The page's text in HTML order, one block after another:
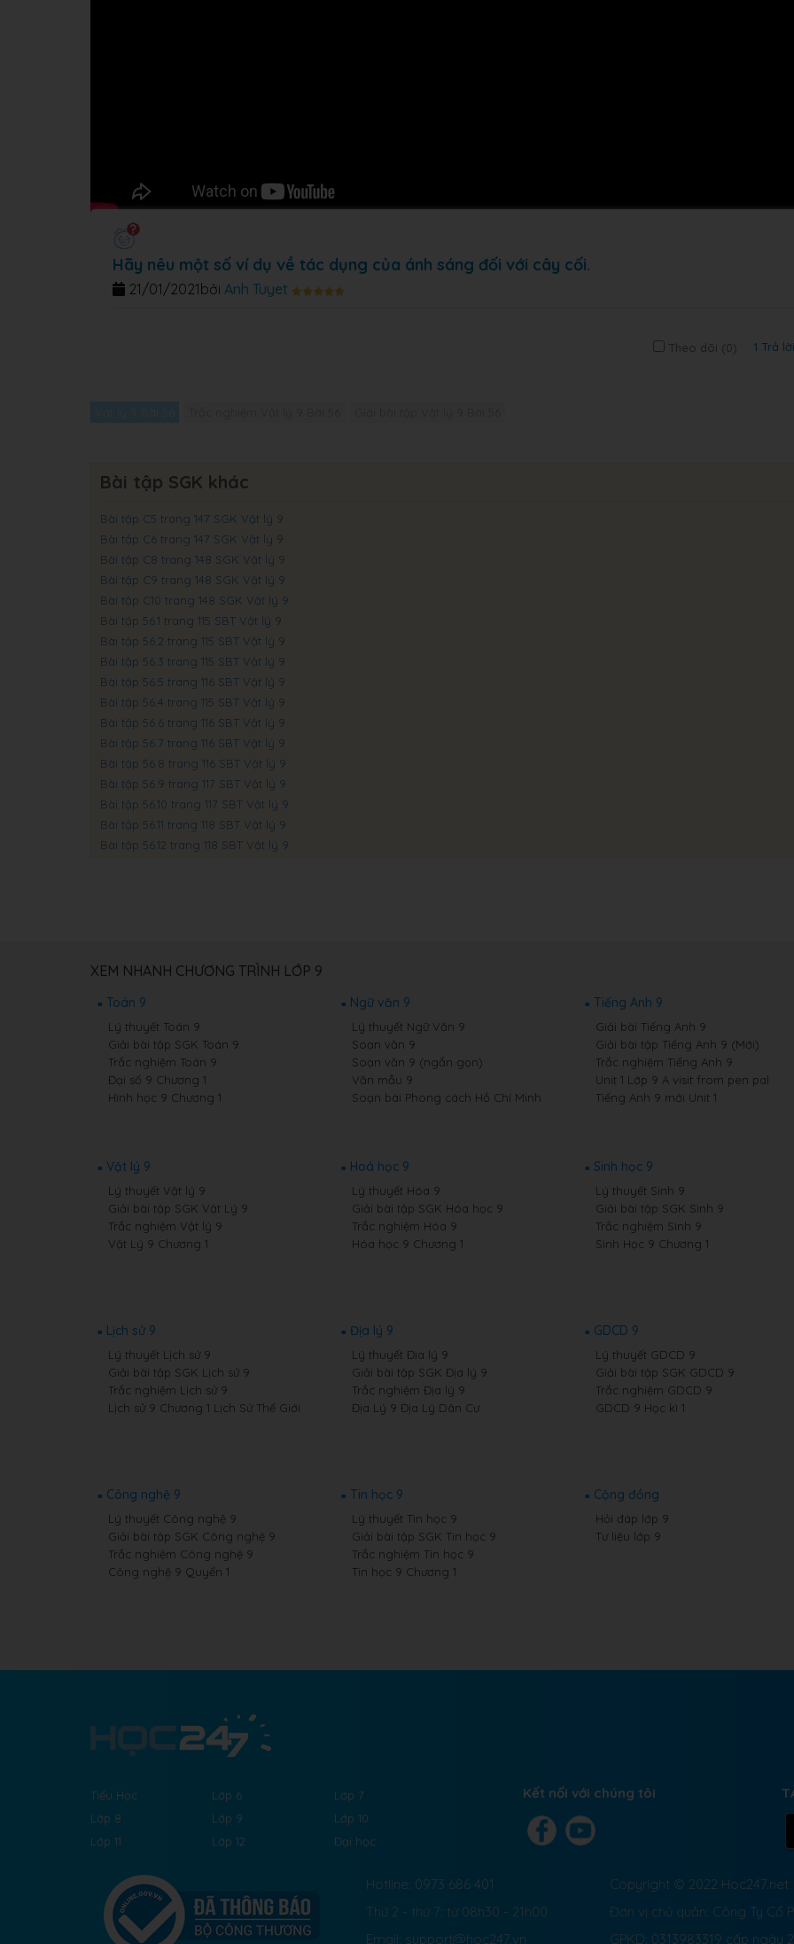
Hãy nêu một số ví dụ về tác dụng của ánh sáng đối với cây cối.
bởi Anh Tuyet
21/01/2021
Theo dõi (0) 1 Trả lời
Bài tập SGK khác
Bài tập C5 trang 147 SGK Vật lý 9
Bài tập C6 trang 147 SGK Vật lý 9
Bài tập C8 trang 148 SGK Vật lý 9
Bài tập C9 trang 148 SGK Vật lý 9
Bài tập C10 trang 148 SGK Vật lý 9
Bài tập 56.1 trang 115 SBT Vật lý 9
Bài tập 56.2 trang 115 SBT Vật lý 9
Bài tập 56.3 trang 115 SBT Vật lý 9
Bài tập 56.5 trang 116 SBT Vật lý 9
Bài tập 56.4 trang 115 SBT Vật lý 9
Bài tập 56.6 trang 116 SBT Vật lý 9
Bài tập 56.7 trang 116 SBT Vật lý 9
Bài tập 56.8 trang 116 SBT Vật lý 9
Bài tập 56.9 trang 117 SBT Vật lý 9
Bài tập 56.10 trang 117 SBT Vật lý 9
Bài tập 56.11 trang 118 SBT Vật lý 9
Bài tập 56.12 trang 118 SBT Vật lý 9
XEM NHANH CHƯƠNG TRÌNH LỚP 9
Toán 9
Lý thuyết Toán 9
Giải bài tập SGK Toán 9
Trắc nghiệm Toán 9
Đại số 9 Chương 1
Hình học 9 Chương 1
Ngữ văn 9
Lý thuyết Ngữ Văn 9
Soạn văn 9
Soạn văn 9 (ngắn gọn)
Văn mẫu 9
Soạn bài Phong cách Hồ Chí Minh
Tiếng Anh 9
Giải bài Tiếng Anh 9
Giải bài tập Tiếng Anh 9 (Mới)
Trắc nghiệm Tiếng Anh 9
Unit 1 Lớp 9 A visit from pen pal
Tiếng Anh 9 mới Unit 1
Vật lý 9
Lý thuyết Vật lý 9
Giải bài tập SGK Vật Lý 9
Trắc nghiệm Vật lý 9
Vật Lý 9 Chương 1
Hoá học 9
Lý thuyết Hóa 9
Giải bài tập SGK Hóa học 9
Trắc nghiệm Hóa 9
Hóa học 9 Chương 1
Sinh học 9
Lý thuyết Sinh 9
Giải bài tập SGK Sinh 9
Trắc nghiệm Sinh 9
Sinh Học 9 Chương 1
Lịch sử 9
Lý thuyết Lịch sử 9
Giải bài tập SGK Lịch sử 9
Trắc nghiệm Lịch sử 9
Lịch sử 9 Chương 1 Lịch Sử Thế Giới
Địa lý 9
Lý thuyết Địa lý 9
Giải bài tập SGK Địa lý 9
Trắc nghiệm Địa lý 9
Địa Lý 9 Địa Lý Dân Cư
GDCD 9
Lý thuyết GDCD 9
Giải bài tập SGK GDCD 9
Trắc nghiệm GDCD 9
GDCD 9 Học kì 1
Công nghệ 9
Lý thuyết Công nghệ 9
Giải bài tập SGK Công nghệ 9
Trắc nghiệm Công nghệ 9
Công nghệ 9 Quyển 1
Tin học 9
Lý thuyết Tin học 9
Giải bài tập SGK Tin học 9
Trắc nghiệm Tin học 9
Tin học 9 Chương 1
Cộng đồng
Hỏi đáp lớp 9
Tư liệu lớp 9
Tiểu Học Lớp 6
Lớp 7
Lớp 8
Lớp 9
Lớp 10
Lớp 11
Lớp 12 Đại học
Kết nối với chúng tôi
Hotline: 0973 686 401
Thứ 2 - thứ 7: từ 08h30 - 21h00
Email: support@hoc247.vn
Copyright © 2022 Hoc247.net
Đơn vị chủ quản: Công Ty Cổ
GPKD: 0313983319 cấp ngày